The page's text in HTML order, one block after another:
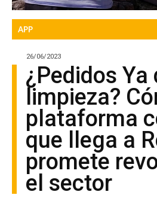
APP
26/06/2023
¿Pedidos Ya
limpieza?
plataforma
que llega a
promete
el sector